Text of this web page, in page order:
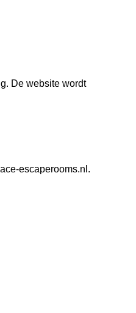
De website wordt
escaperooms.nl.